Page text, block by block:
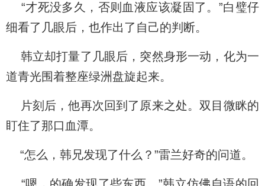
“才死没多久，否则血液应该凝固了。”白璧仔
细看了几眼后，也作出了自己的判断。
韩立却打量了几眼后，突然身形一动，化为一
道青光围着整座绿洲盘旋起来。
片刻后，他再次回到了原来之处。双目微眯的
盯住了那口血潭。
“怎么，韩兄发现了什么？”雷兰好奇的问道。